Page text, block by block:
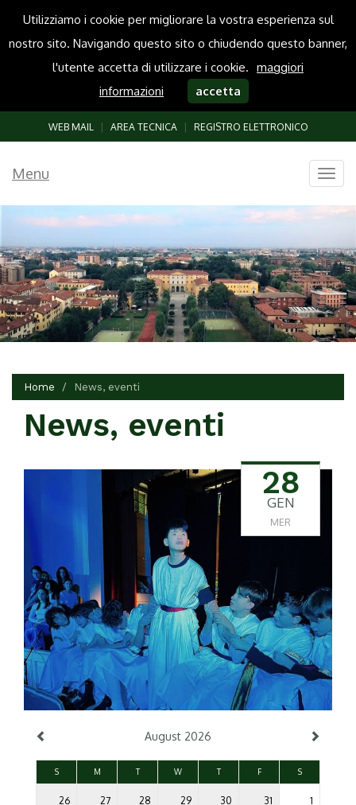
Utilizziamo i cookie per migliorare la vostra esperienza sul
nostro sito. Navigando questo sito o chiudendo questo banner,
l'utente accetta di utilizzare i cookie. maggiori
informazioni
accetta
WEB MAIL AREA TECNICA REGISTRO ELETTRONICO
Menu
Home News, eventi
News, eventi
28
GEN
MER
August 2026
S M T W T F S
26 27 28 29 30 31 1